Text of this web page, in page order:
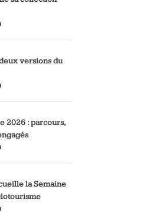
versions du
2026 : parcours,
la Semaine